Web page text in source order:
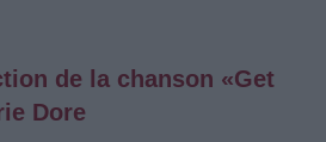
de la chanson «Get
Dore